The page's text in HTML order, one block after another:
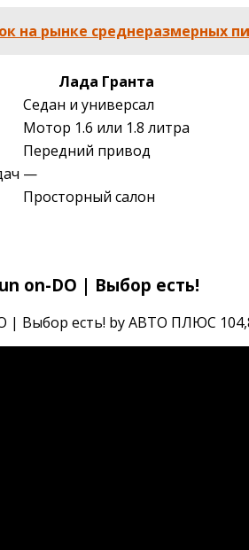
на рынке среднеразмерных
Лада Гранта
Седан и универсал
Мотор 1.6 или 1.8 литра
Передний привод
—
Просторный салон
on-DO | Выбор есть!
| Выбор есть! by АВТО ПЛЮС